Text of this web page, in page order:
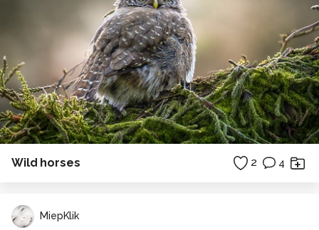
Wild horses 2 4
MiepKlik